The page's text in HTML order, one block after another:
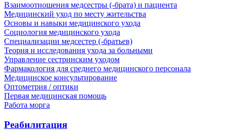
Взаимоотношения медсестры (-брата) и пациента
Медицинский уход по месту жительства
Основы и навыки медицинского ухода
Социология медицинского ухода
Специализации медсестер (-братьев)
Теория и исследования ухода за больными
Управление сестринским уходом
Фармакология для среднего медицинского персонала
Медицинское консультирование
Оптометрия / оптики
Первая медицинская помощь
Работа морга
Реабилитация